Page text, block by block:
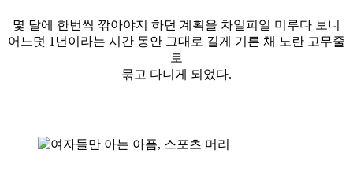
몇 달에 한번씩 깎아야지 하던 계획을 차일피일 미루다 보니
어느덧 1년이라는 시간 동안 그대로 길게 기른 채 노란 고무줄
로
묶고 다니게 되었다.